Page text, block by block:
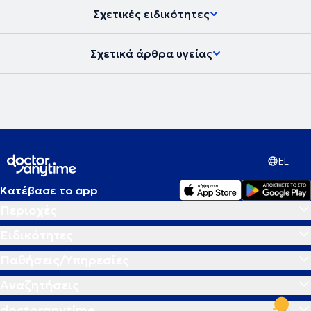
Σχετικές ειδικότητες
Σχετικά άρθρα υγείας
EL
Κατέβασε το app